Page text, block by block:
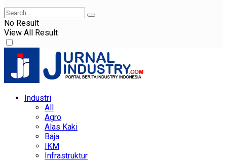
No Result
View All Result
Industri
All
Agro
Alas Kaki
Baja
IKM
Infrastruktur